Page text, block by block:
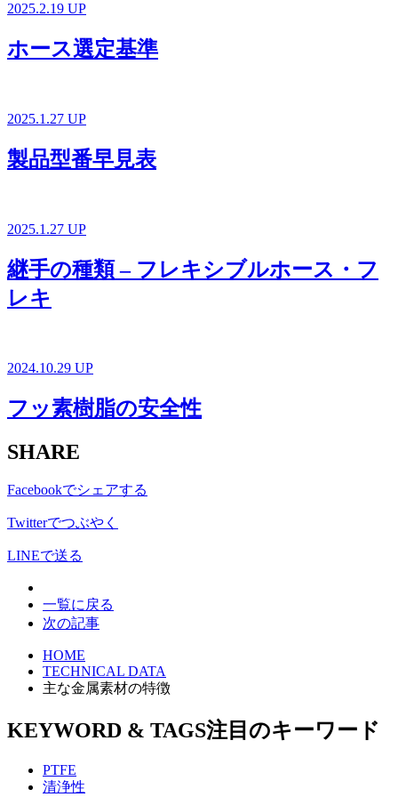
2025.2.19 UP
ホース選定基準
2025.1.27 UP
製品型番早見表
2025.1.27 UP
継手の種類 – フレキシブルホース・フ
レキ
2024.10.29 UP
フッ素樹脂の安全性
SHARE
Facebookでシェアする
Twitterでつぶやく
LINEで送る
一覧に戻る
次の記事
HOME
TECHNICAL DATA
主な金属素材の特徴
KEYWORD & TAGS注目のキーワード
PTFE
清浄性